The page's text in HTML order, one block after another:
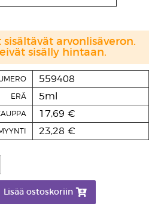
559408
ERÄ 5ml
17,69 €
23,28 €
Lisää ostoskoriin
arvonlisäveron.
sisälly hintaan.